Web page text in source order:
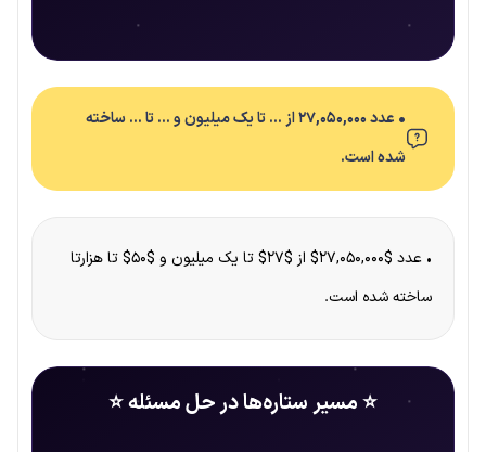
• عدد ۲۷,۰۵۰,۰۰۰ از … تا یک میلیون و … تا … ساخته
شده است.
• عدد $۲۷,۰۵۰,۰۰۰$ از $۲۷$ تا یک میلیون و $۵۰$ تا هزارتا
ساخته شده است.
⭐ مسیر ستاره‌ها در حل مسئله ⭐